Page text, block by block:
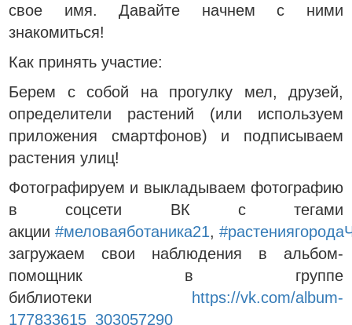
свое имя. Давайте начнем с ними
знакомиться!
Как принять участие:
Берем с собой на прогулку мел, друзей,
определители растений (или используем
приложения смартфонов) и подписываем
растения улиц!
Фотографируем и выкладываем фотографию
в соцсети ВК с тегами
акции #меловаяботаника21,
загружаем свои наблюдения в альбом-
помощник в группе
библиотеки
https://vk.com/album-
177833615_303057290